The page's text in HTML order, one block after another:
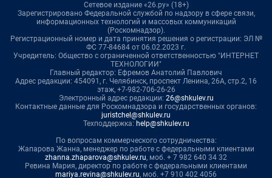
Сетевое издание «26.ру» (18+)
Зарегистрировано Федеральной службой по надзору в сфере связи,
информационных технологий и массовых коммуникаций
(Роскомнадзор).
Регистрационный номер и дата принятия решения о регистрации: ЭЛ №
ФС 77-84684 от 06.02.2023 г.
Учредитель: Общество с ограниченной ответственностью "ИНТЕРНЕТ
ТЕХНОЛОГИИ"
Главный редактор: Ефремов Анатолий Павлович
Адрес редакции: 454091, г. Челябинск, проспект Ленина, 26А, стр.2, 16
этаж, +7-982-706-26-26
Электронный адрес редакции: 26@shkulev.ru
Контактные данные для Роскомнадзора и государственных органов:
juristchel@shkulev.ru
Техподдержка: help@shkulev.ru
По вопросам коммерческого сотрудничества:
Жапарова Жанна, менеджер по работе с федеральными клиентами
zhanna.zhaparova@shkulev.ru, моб. + 7 982 640 34 32
Ревина Мария, директор по работе с федеральными клиентами
mariya.revina@shkulev.ru, моб. +7 910 402 4056